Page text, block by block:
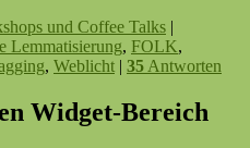
und Coffee Talks |
Lemmatisierung, FOLK,
, Weblicht | 35 Antworten
Widget-Bereich